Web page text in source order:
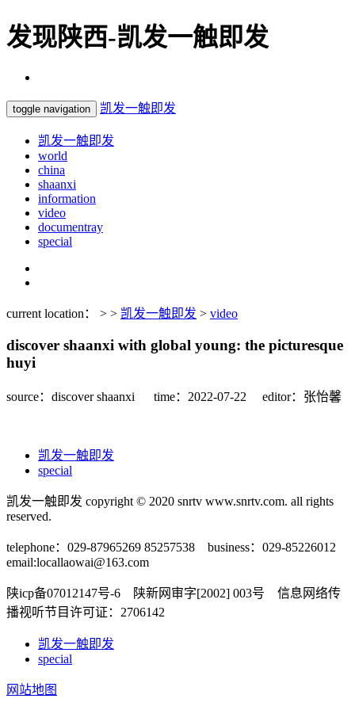
发现陕西-凯发一触即发
toggle navigation 凯发一触即发
凯发一触即发
world
china
shaanxi
information
video
documentray
special
current location： > > 凯发一触即发 > video
discover shaanxi with global young: the picturesque
huyi
source：discover shaanxi time：2022-07-22 editor：张怡馨
凯发一触即发
special
凯发一触即发 copyright © 2020 snrtv www.snrtv.com. all rights
reserved.
telephone：029-87965269 85257538 business：029-85226012
email:locallaowai@163.com
陕icp备07012147号-6 陕新网审字[2002] 003号 信息网络传
播视听节目许可证：2706142
凯发一触即发
special
网站地图